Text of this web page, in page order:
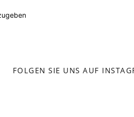
FOLGEN SIE UNS AUF